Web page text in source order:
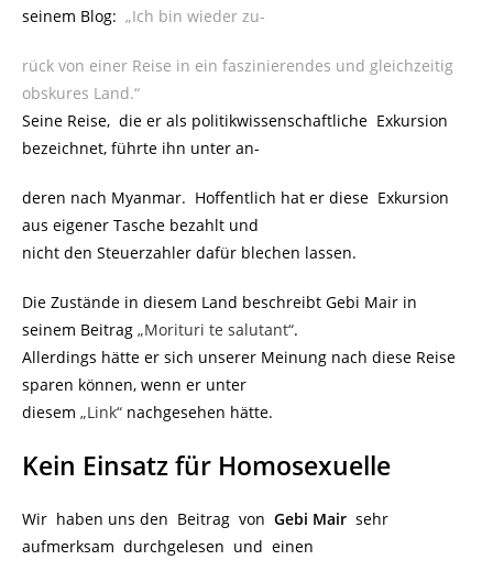
seinem Blog: „Ich bin wieder zu-
rück von einer Reise in ein faszinierendes und gleichzeitig
obskures Land.“
Seine Reise, die er als politikwissenschaftliche Exkursion
bezeichnet, führte ihn unter an-
deren nach Myanmar. Hoffentlich hat er diese Exkursion
aus eigener Tasche bezahlt und
nicht den Steuerzahler dafür blechen lassen.
Die Zustände in diesem Land beschreibt Gebi Mair in
seinem Beitrag „Morituri te salutant“.
Allerdings hätte er sich unserer Meinung nach diese Reise
sparen können, wenn er unter
diesem „Link“ nachgesehen hätte.
Kein Einsatz für Homosexuelle
Wir haben uns den Beitrag von Gebi Mair sehr
aufmerksam durchgelesen und einen